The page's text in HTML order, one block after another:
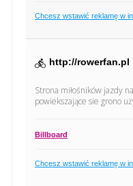
Chcesz wstawić reklamę w
http://rowerfan.pl
Strona miłośników jazdy
powiekszające sie grono
Billboard
Chcesz wstawić reklamę w